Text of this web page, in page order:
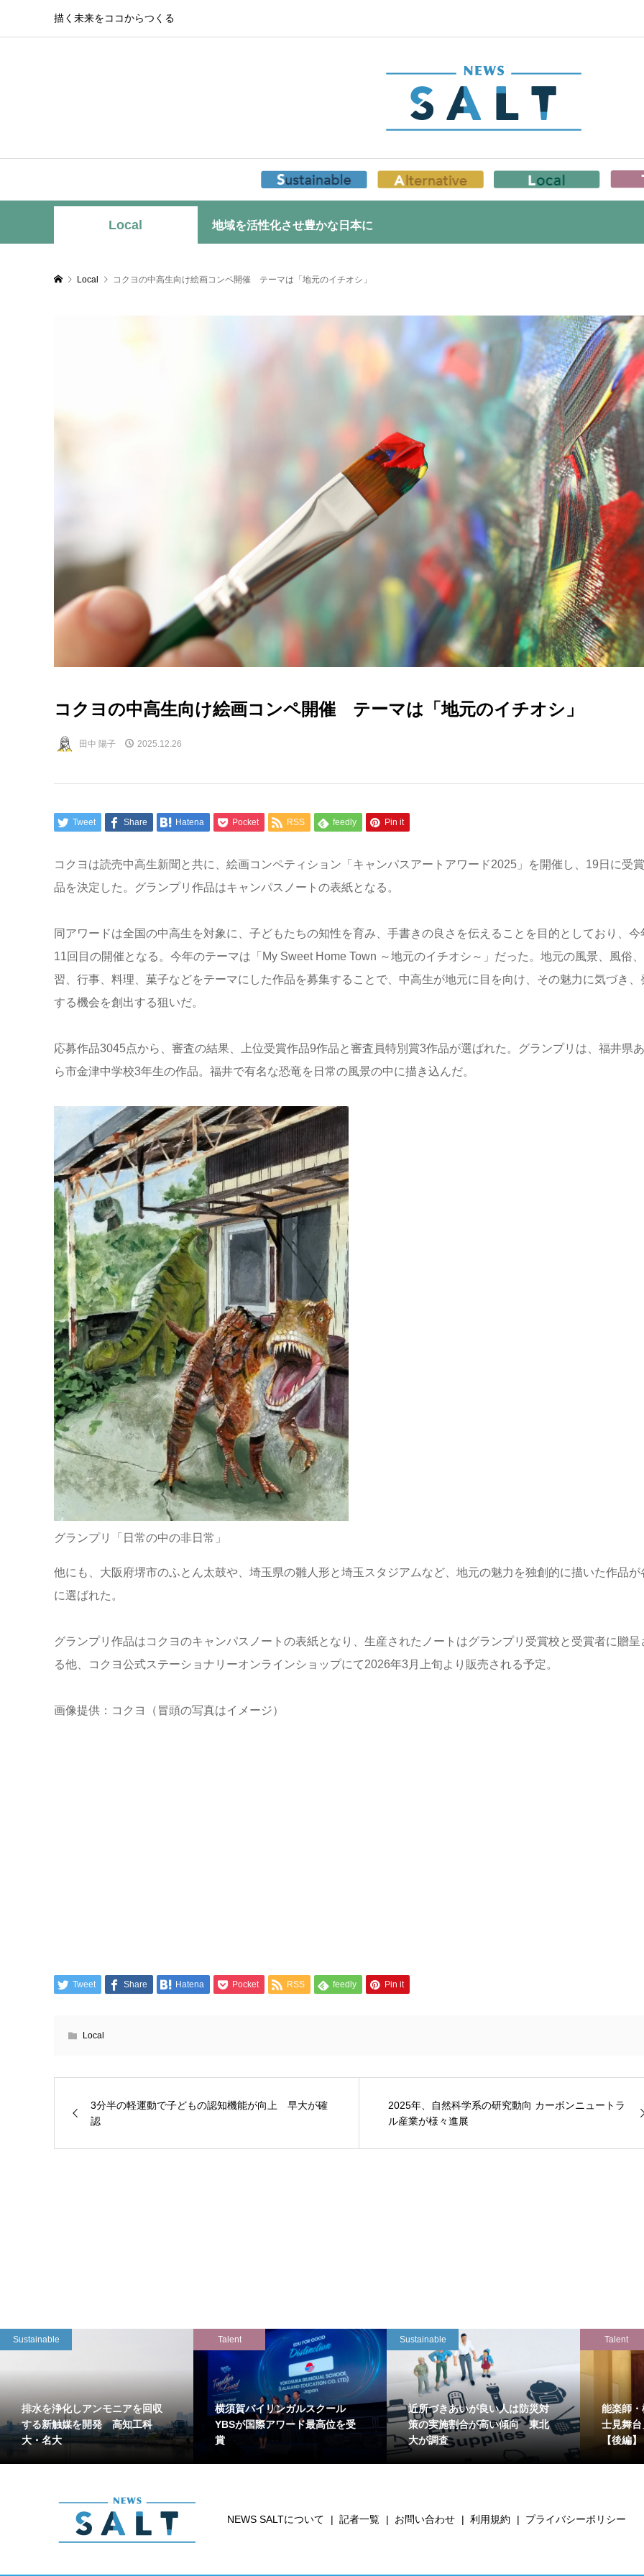
描く未来をココからつくる
Local 地域を活性化させ豊かな日本に
Local コクヨの中高生向け絵画コンペ開催 テーマは「地元のイチオシ」
コクヨの中高生向け絵画コンペ開催 テーマは「地元のイチオシ」
田中 陽子 2025.12.26
Tweet Share Hatena Pocket RSS feedly Pin it
コクヨは読売中高生新聞と共に、絵画コンペティション「キャンパスアートアワード2025」を開催し、19日に受
品を決定した。グランプリ作品はキャンパスノートの表紙となる。
同アワードは全国の中高生を対象に、子どもたちの知性を育み、手書きの良さを伝えることを目的としており、今
11回目の開催となる。今年のテーマは「My Sweet Home Town ～地元のイチオシ～」だった。地元の風景、風俗
習、行事、料理、菓子などをテーマにした作品を募集することで、中高生が地元に目を向け、その魅力に気づき、
する機会を創出する狙いだ。
応募作品3045点から、審査の結果、上位受賞作品9作品と審査員特別賞3作品が選ばれた。グランプリは、福井県
ら市金津中学校3年生の作品。福井で有名な恐竜を日常の風景の中に描き込んだ。
グランプリ「日常の中の非日常」
他にも、大阪府堺市のふとん太鼓や、埼玉県の雛人形と埼玉スタジアムなど、地元の魅力を独創的に描いた作品が
に選ばれた。
グランプリ作品はコクヨのキャンパスノートの表紙となり、生産されたノートはグランプリ受賞校と受賞者に贈呈
る他、コクヨ公式ステーショナリーオンラインショップにて2026年3月上旬より販売される予定。
画像提供：コクヨ（冒頭の写真はイメージ）
Tweet Share Hatena Pocket RSS feedly Pin it
Local
3分半の軽運動で子どもの認知機能が向上 早大が確
認
2025年、自然科学系の研究動向 カーボンニュートラ
ル産業が様々進展
Sustainable
排水を浄化しアンモニアを回収
する新触媒を開発 高知工科
大・名大
Talent
横須賀バイリンガルスクール
YBSが国際アワード最高位を受
賞
Sustainable
近所づきあいが良い人は防災対
策の実施割合が高い傾向 東北
大が調査
Talent
能楽師
士見舞
【後編】
NEWS SALTについて 記者一覧 お問い合わせ 利用規約 プライバシーポリシー